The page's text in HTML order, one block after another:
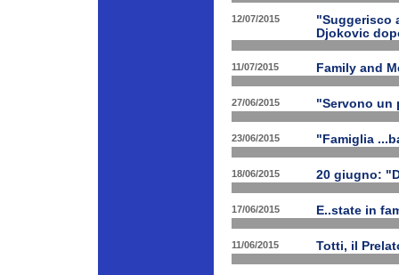
12/07/2015
"Suggerisco
Djokovic
11/07/2015 Family and
27/06/2015 "Servono un
23/06/2015 "Famiglia
18/06/2015 20 giugno:
17/06/2015 E..state in
11/06/2015 Totti, il